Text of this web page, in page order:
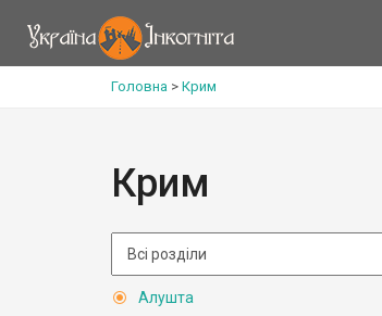
Головна > Крим
Крим
Алушта